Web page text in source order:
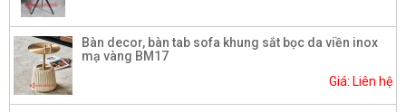
Bàn decor, bàn tab sofa khung sắt bọc da viền inox
mạ vàng BM17
Giá: Liên hệ